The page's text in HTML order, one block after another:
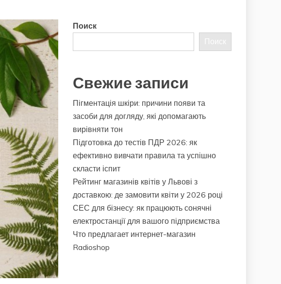
Поиск
Поиск
Свежие записи
Пігментація шкіри: причини появи та
засоби для догляду, які допомагають
вирівняти тон
Підготовка до тестів ПДР 2026: як
ефективно вивчати правила та успішно
скласти іспит
Рейтинг магазинів квітів у Львові з
доставкою: де замовити квіти у 2026 році
СЕС для бізнесу: як працюють сонячні
електростанції для вашого підприємства
Что предлагает интернет-магазин
Radioshop